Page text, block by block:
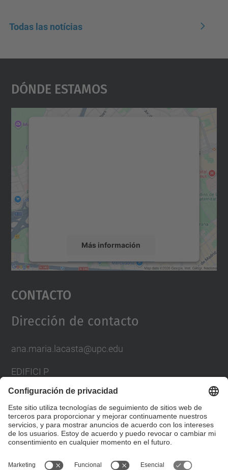
Todas las notícias
Dónde Estamos
Más información
Aceptar
powered by
Contacto
Dirección de contacto
ana.maria.lacasta@upc.edu
EDIFICI P
AV. DOCTOR MARAÑON, 44-50
08028 BARCELONA
SPAIN
Formulario de contacto